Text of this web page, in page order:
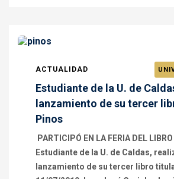
ACTUALIDAD
Estudiante de la U. de
lanzamiento de su tercer
Pinos
PARTICIPÓ EN LA FERIA DEL
Estudiante de la U. de Caldas,
lanzamiento de su tercer libro